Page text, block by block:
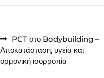
PCT στο Bodybuilding –
Αποκατάσταση, υγεία και
ορμονική ισορροπία